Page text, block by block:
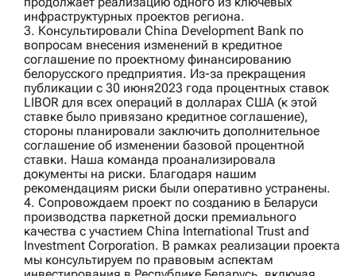
инфраструктурных проектов региона.
3. Консультировали China Development Bank по
вопросам внесения изменений в кредитное
соглашение по проектному финансированию
белорусского предприятия. Из-за прекращения
публикации с 30 июня2023 года процентных ставок
LIBOR для всех операций в долларах США (к этой
ставке было привязано кредитное соглашение),
стороны планировали заключить дополнительное
соглашение об изменении базовой процентной
ставки. Наша команда проанализировала
документы на риски. Благодаря нашим
рекомендациям риски были оперативно устранены.
4. Сопровождаем проект по созданию в Беларуси
производства паркетной доски премиального
качества с участием China International Trust and
Investment Corporation. В рамках реализации проекта
мы консультируем по правовым аспектам